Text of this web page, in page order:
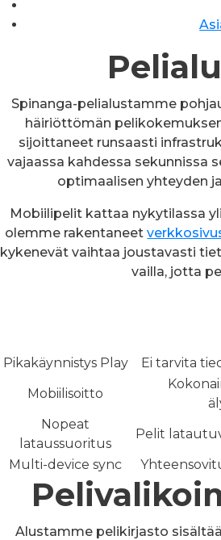
Spinanga-pelialustamme
häiriöttömän
sijoittaneet runsaasti
vajaassa kahdessa sekunnissa
optimaalisen yhteyden
Mobiilipelit kattaa nykytilassa
olemme rakentaneet
kykenevät vaihtaa joustavasti
vailla, jotta
Pikakäynnistys Play
Ei tarvita
Mobiilisoitto
Nopeat
lataussuoritus
Pelit
Multi-device sync
Alustamme pelikirjasto